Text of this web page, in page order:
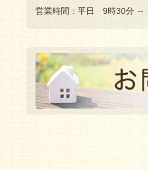
営業時間：平日 9時30分 ～